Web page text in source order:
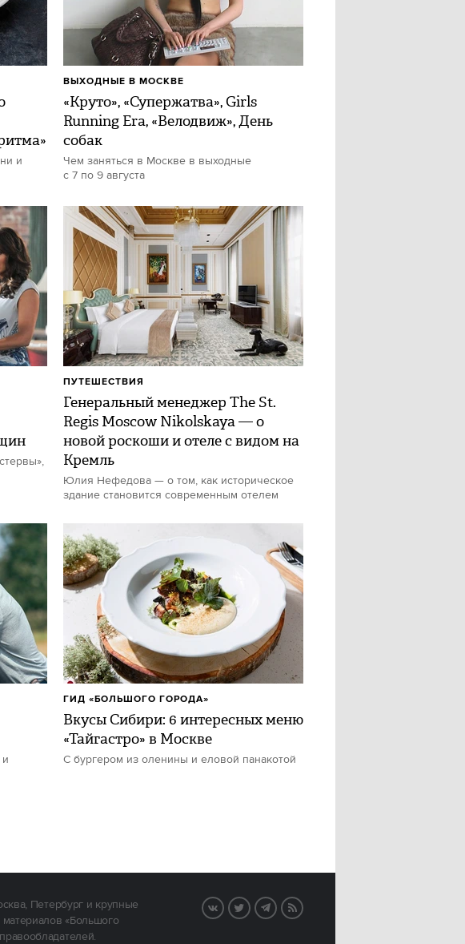
и
«Круто», «Супержатва», Girls
Running Era, «Велодвиж», День
собак
Чем заняться в Москве в выходные
с 7 по 9 августа
ВЫХОДНЫЕ В МОСКВЕ
Генеральный менеджер The St.
Regis Moscow Nikolskaya — о
новой роскоши и отеле с видом на
Кремль
Юлия Нефедова — о том, как историческое
здание становится современным отелем
ПУТЕШЕСТВИЯ
Вкусы Сибири: 6 интересных меню
«Тайгастро» в Москве
С бургером из оленины и еловой панакотой
ГИД «БОЛЬШОГО ГОРОДА»
Петербург и крупные
«Большого
VK TwitterTelegram
RSS